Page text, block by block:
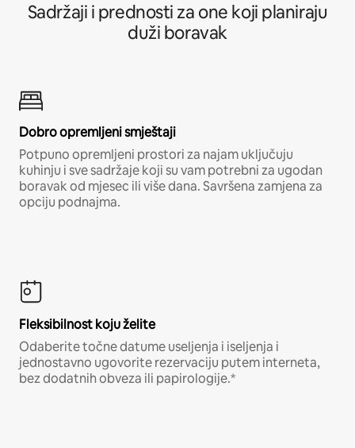
Sadržaji i prednosti za one koji planiraju
duži boravak
Dobro opremljeni smještaji
Potpuno opremljeni prostori za najam uključuju
kuhinju i sve sadržaje koji su vam potrebni za ugodan
boravak od mjesec ili više dana. Savršena zamjena za
opciju podnajma.
Fleksibilnost koju želite
Odaberite točne datume useljenja i iseljenja i
jednostavno ugovorite rezervaciju putem interneta,
bez dodatnih obveza ili papirologije.*